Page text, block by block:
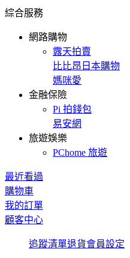
綜合服務
網路購物
露天拍賣
比比昂日本購物
媽咪愛
金融保險
Pi 拍錢包
易安網
旅遊娛樂
PChome 旅遊
最近看過
購物車
我的訂單
顧客中心
追蹤清單退貨會員設定